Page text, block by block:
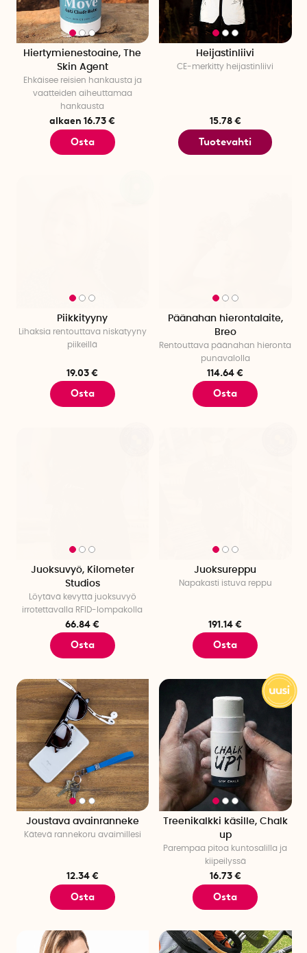
Hiertymienestoaine, The
Skin Agent
Ehkäisee reisien hankausta ja
vaatteiden aiheuttamaa
hankausta
alkaen 16.73 €
Osta
Heijastinliivi
CE-merkitty heijastinliivi
15.78 €
Tuotevahti
Piikkityyny
Lihaksia rentouttava niskatyyny
piikeillä
19.03 €
Osta
Päänahan hierontalaite,
Breo
Rentouttava päänahan hieronta
punavalolla
114.64 €
Osta
Juoksuvyö, Kilometer
Studios
Löytävä kevyttä juoksuvyö
irrotettavalla RFID-lompakolla
66.84 €
Osta
Juoksureppu
Napakasti istuva reppu
191.14 €
Osta
Joustava avainranneke
Kätevä rannekoru avaimillesi
12.34 €
Osta
Treenikalkki käsille, Chalk
up
Parempaa pitoa kuntosalilla ja
kiipeilyssä
16.73 €
Osta